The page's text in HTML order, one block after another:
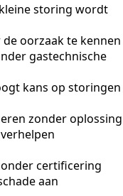
storing wordt
oorzaak te kennen
gastechnische
kans op storingen
zonder oplossing
certificering
aan